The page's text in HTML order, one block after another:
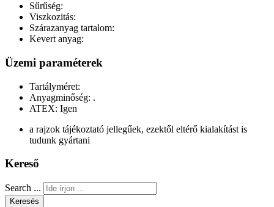
Sűrűség:
Viszkozitás:
Szárazanyag tartalom:
Kevert anyag:
Üzemi paraméterek
Tartályméret:
Anyagminőség: .
ATEX: Igen
a rajzok tájékoztató jellegűek, ezektől eltérő kialakítást is
tudunk gyártani
Kereső
Search ...
Keresés